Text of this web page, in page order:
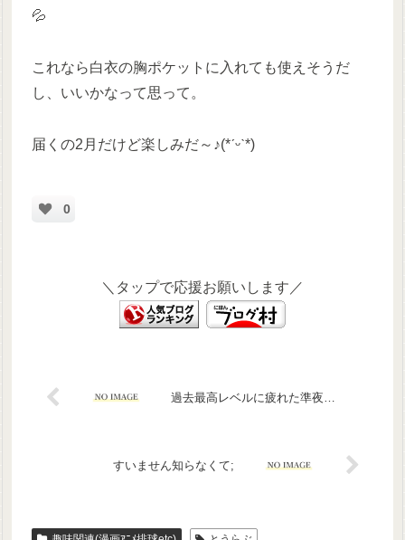
💦
これなら白衣の胸ポケットに入れても使えそうだ
し、いいかなって思って。
届くの2月だけど楽しみだ～♪(*ˊᵕˋ*)
0
＼タップで応援お願いします／
過去最高レベルに疲れた準夜…
すいません知らなくて;